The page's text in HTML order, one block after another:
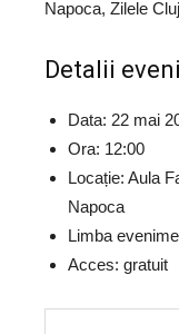
Napoca, Zilele
Detalii
Data: 22 mai
Ora: 12:00
Locație: Aula
Napoca
Limba
Acces: gratuit